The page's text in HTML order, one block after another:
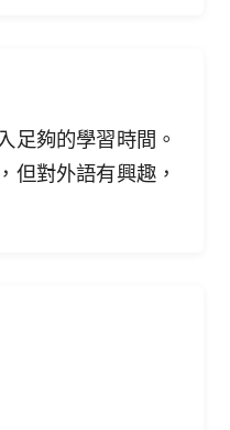
足夠的學習時間。
但對外語有興趣，